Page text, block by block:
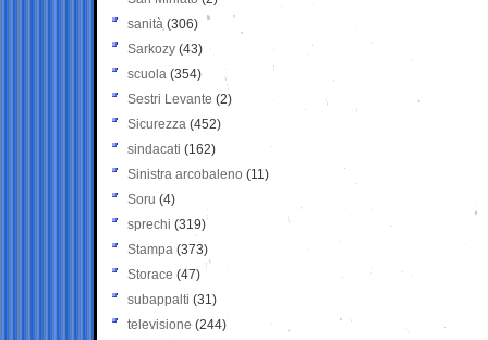
sanità (306)
Sarkozy (43)
scuola (354)
Sestri Levante (2)
Sicurezza (452)
sindacati (162)
Sinistra arcobaleno (11)
Soru (4)
sprechi (319)
Stampa (373)
Storace (47)
subappalti (31)
televisione(244)